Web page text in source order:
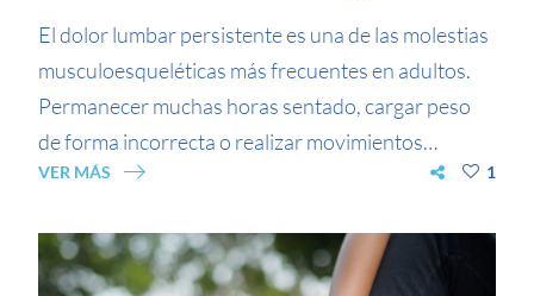
El dolor lumbar persistente es una de las molestias
musculoesqueléticas más frecuentes en adultos.
Permanecer muchas horas sentado, cargar peso
de forma incorrecta o realizar movimientos…
VER MÁS 1